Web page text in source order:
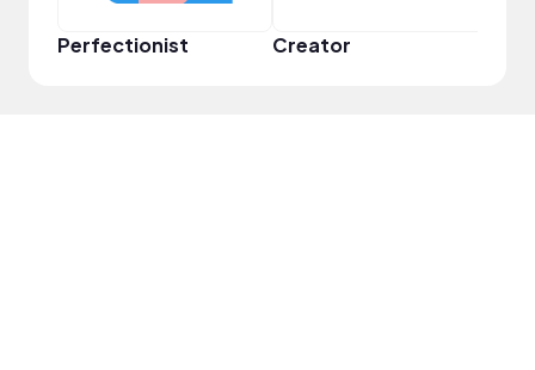
Perfectionist Creator